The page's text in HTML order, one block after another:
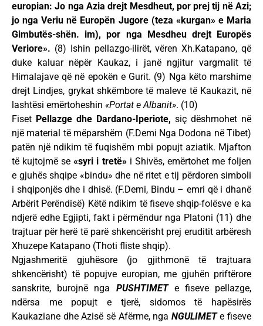
europian: Jo nga Azia drejt Mesdheut, por prej tij në Azi;
jo nga Veriu në Europën Jugore (teza «kurgan» e Maria
Gimbutës-shën. im), por nga Mesdheu drejt Europës
Veriore». (8) Ishin pellazgo-ilirët, vëren Xh.Katapano, që
duke kaluar nëpër Kaukaz, i janë ngjitur vargmalit të
Himalajave që në epokën e Gurit. (9) Nga këto marshime
drejt Lindjes, grykat shkëmbore të maleve të Kaukazit, në
lashtësi emërtoheshin «Portat e Albanit». (10)
Fiset Pellazge dhe Dardano-Iperiote, siç dëshmohet në
një material të mëparshëm (F.Demi Nga Dodona në Tibet)
patën një ndikim të fuqishëm mbi popujt aziatik. Mjafton
të kujtojmë se «syri i tretë» i Shivës, emërtohet me foljen
e gjuhës shqipe «bindu» dhe në ritet e tij përdoren simboli
i shqiponjës dhe i dhisë. (F.Demi, Bindu – emri që i dhanë
Arbërit Perëndisë) Këtë ndikim të fiseve shqip-folësve e ka
ndjerë edhe Egjipti, fakt i përmëndur nga Platoni (11) dhe
trajtuar për herë të parë shkencërisht prej eruditit arbëresh
Xhuzepe Katapano (Thoti fliste shqip).
Ngjashmeritë gjuhësore (jo gjithmonë të trajtuara
shkencërisht) të popujve europian, me gjuhën priftërore
sanskrite, burojnë nga PUSHTIMET e fiseve pellazge,
ndërsa me popujt e tjerë, sidomos të hapësirës
Kaukaziane dhe Azisë së Afërme, nga NGULIMET e fiseve